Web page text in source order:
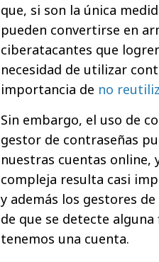
que, si son la única
pueden convertirse en
ciberatacantes que
necesidad de utilizar
importancia de no
Sin embargo, el uso de
gestor de contraseñas
nuestras cuentas online,
compleja resulta casi
y además los gestores
de que se detecte
tenemos una cuenta.